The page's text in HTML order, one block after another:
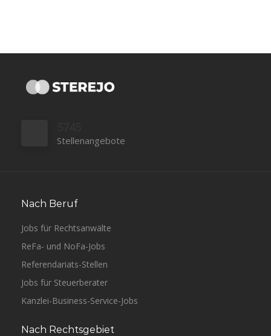
Stellenangebote
Nach Beruf
Jobs für Rechtsanwälte
ReFa- und NoFa-Jobs
Referendariats-Stellen
Jobs für Steuerberater
Kanzlei-Business-Service-Jobs
Nach Rechtsgebiet